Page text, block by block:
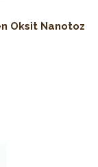
Oksit Nanotoz